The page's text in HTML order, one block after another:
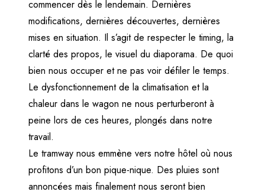
commencer dès le lendemain. Dernières
modifications, dernières découvertes, dernières
mises en situation. Il s’agit de respecter le timing, la
clarté des propos, le visuel du diaporama. De quoi
bien nous occuper et ne pas voir défiler le temps.
Le dysfonctionnement de la climatisation et la
chaleur dans le wagon ne nous perturberont à
peine lors de ces heures, plongés dans notre
travail.
Le tramway nous emmène vers notre hôtel où nous
profitons d’un bon pique-nique. Des pluies sont
annoncées mais finalement nous seront bien